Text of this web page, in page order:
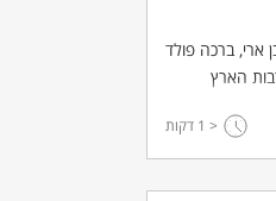
ארי, ברכה פולד
הארץ
עולים
השתלבו
בארץ,
דבר, לבין
< 1 דקות